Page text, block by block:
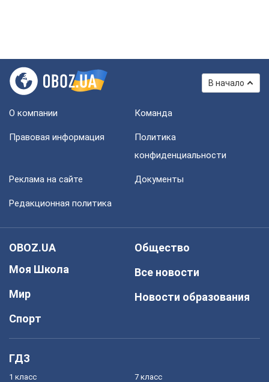
В начало
О компании Команда
Правовая информация
Политика
конфиденциальности
Реклама на сайте Документы
Редакционная политика
OBOZ.UA
Моя Школа
Мир
Спорт
Общество
Все новости
Новости образования
ГДЗ
1 класс 7 класс